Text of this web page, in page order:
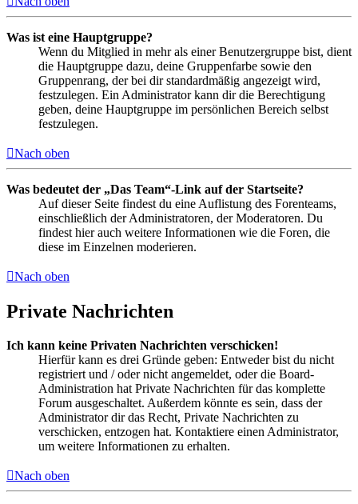
Was ist eine Hauptgruppe?
Wenn du Mitglied in mehr als einer Benutzergruppe bist, dient
die Hauptgruppe dazu, deine Gruppenfarbe sowie den
Gruppenrang, der bei dir standardmäßig angezeigt wird,
festzulegen. Ein Administrator kann dir die Berechtigung
geben, deine Hauptgruppe im persönlichen Bereich selbst
festzulegen.
Nach oben
Was bedeutet der „Das Team“-Link auf der Startseite?
Auf dieser Seite findest du eine Auflistung des Forenteams,
einschließlich der Administratoren, der Moderatoren. Du
findest hier auch weitere Informationen wie die Foren, die
diese im Einzelnen moderieren.
Nach oben
Private Nachrichten
Ich kann keine Privaten Nachrichten verschicken!
Hierfür kann es drei Gründe geben: Entweder bist du nicht
registriert und / oder nicht angemeldet, oder die Board-
Administration hat Private Nachrichten für das komplette
Forum ausgeschaltet. Außerdem könnte es sein, dass der
Administrator dir das Recht, Private Nachrichten zu
verschicken, entzogen hat. Kontaktiere einen Administrator,
um weitere Informationen zu erhalten.
Nach oben